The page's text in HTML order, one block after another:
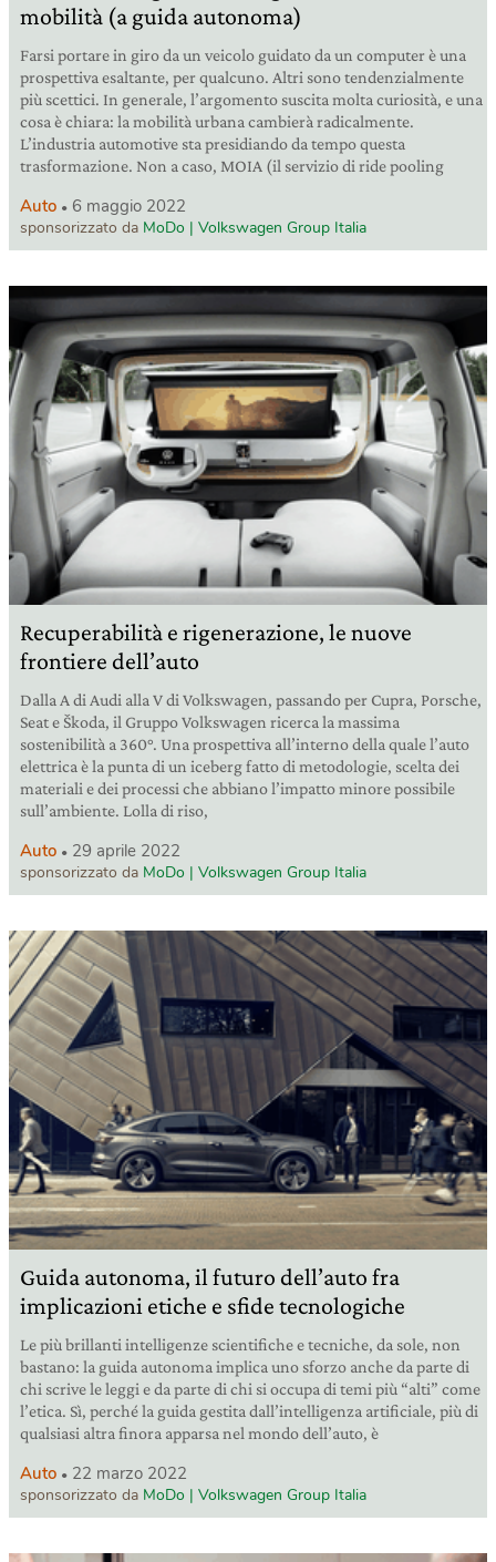
mobilità (a guida autonoma)
Farsi portare in giro da un veicolo guidato da un computer è una
prospettiva esaltante, per qualcuno. Altri sono tendenzialmente
più scettici. In generale, l’argomento suscita molta curiosità, e una
cosa è chiara: la mobilità urbana cambierà radicalmente.
L’industria automotive sta presidiando da tempo questa
trasformazione. Non a caso, MOIA (il servizio di ride pooling
Auto 6 maggio 2022
sponsorizzato da MoDo | Volkswagen Group Italia
Recuperabilità e rigenerazione, le nuove
frontiere dell’auto
Dalla A di Audi alla V di Volkswagen, passando per Cupra, Porsche,
Seat e Škoda, il Gruppo Volkswagen ricerca la massima
sostenibilità a 360°. Una prospettiva all’interno della quale l’auto
elettrica è la punta di un iceberg fatto di metodologie, scelta dei
materiali e dei processi che abbiano l’impatto minore possibile
sull’ambiente. Lolla di riso,
Auto 29 aprile 2022
sponsorizzato da MoDo | Volkswagen Group Italia
Guida autonoma, il futuro dell’auto fra
implicazioni etiche e sfide tecnologiche
Le più brillanti intelligenze scientifiche e tecniche, da sole, non
bastano: la guida autonoma implica uno sforzo anche da parte di
chi scrive le leggi e da parte di chi si occupa di temi più “alti” come
l’etica. Sì, perché la guida gestita dall’intelligenza artificiale, più di
qualsiasi altra finora apparsa nel mondo dell’auto, è
Auto 22 marzo 2022
sponsorizzato da MoDo | Volkswagen Group Italia